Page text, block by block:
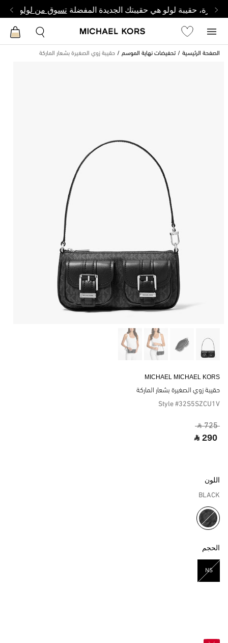
وصغيرة، حقيبة لولو هي حقيبتك الجديدة المفضلة تسوق من لولو
الصفحة الرئيسية تحفيضات نهاية الموسم حقيبة زوي الصغيرة بشعار الماركة
MICHAEL MICHAEL KORS
حقيبة زوي الصغيرة بشعار الماركة
Style #32S5SZCU1V
‎ ⃁ 725 ‎
‎ ⃁ 290 ‎
اللون
BLACK
مختار
الحجم
NS
مختار